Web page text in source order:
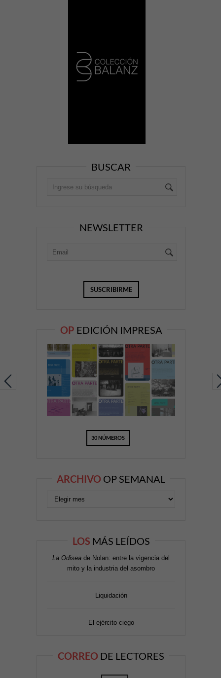
BUSCAR
NEWSLETTER
OP EDICIÓN IMPRESA
30 NÚMEROS
ARCHIVO OP SEMANAL
LOS MÁS LEÍDOS
La Odisea de Nolan: entre la vigencia del
mito y la industria del asombro
Liquidación
El ejército ciego
CORREO DE LECTORES